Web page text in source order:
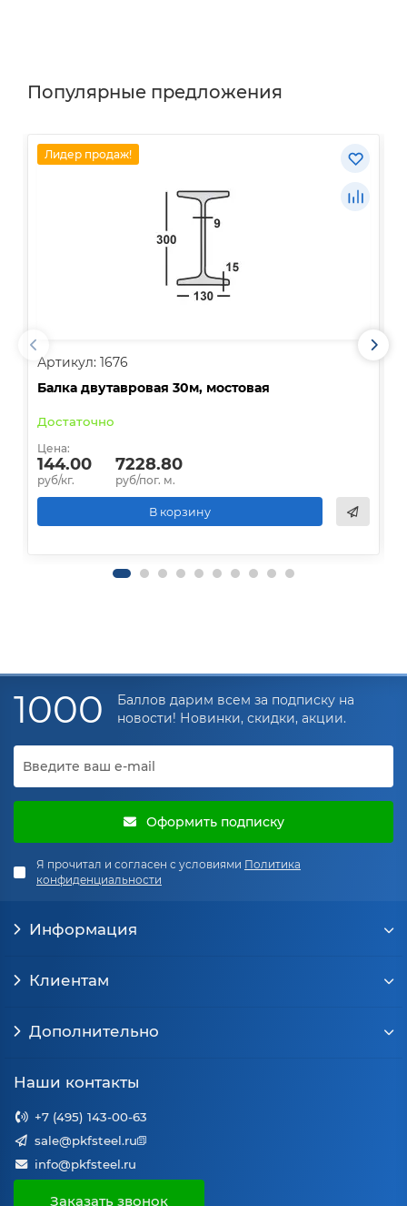
Популярные предложения
Лидер продаж!
Артикул: 1676
Балка двутавровая 30м, мостовая
Достаточно
Цена:
144.00
руб/кг.
7228.80
руб/пог. м.
В корзину
1000
Баллов дарим всем за подписку на
новости! Новинки, скидки, акции.
Оформить подписку
Я прочитал и согласен с условиями Политика
конфиденциальности
Информация
Клиентам
Дополнительно
Наши контакты
+7 (495) 143-00-63
sale@pkfsteel.ru
info@pkfsteel.ru
Заказать звонок